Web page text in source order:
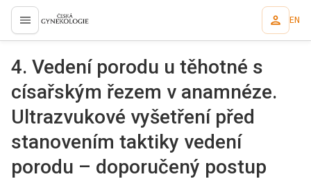
proLékaře.cz EN
4. Vedení porodu u těhotné s
císařským řezem v anamnéze.
Ultrazvukové vyšetření před
stanovením taktiky vedení
porodu – doporučený postup